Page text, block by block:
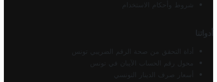
شروط وأحكام الاستخدام
أدواتنا
أداة التحقق من صحة الرقم الضريبي تونس
محول رقم الحساب الآيبان في تونس
أسعار صرف الدينار التونسي